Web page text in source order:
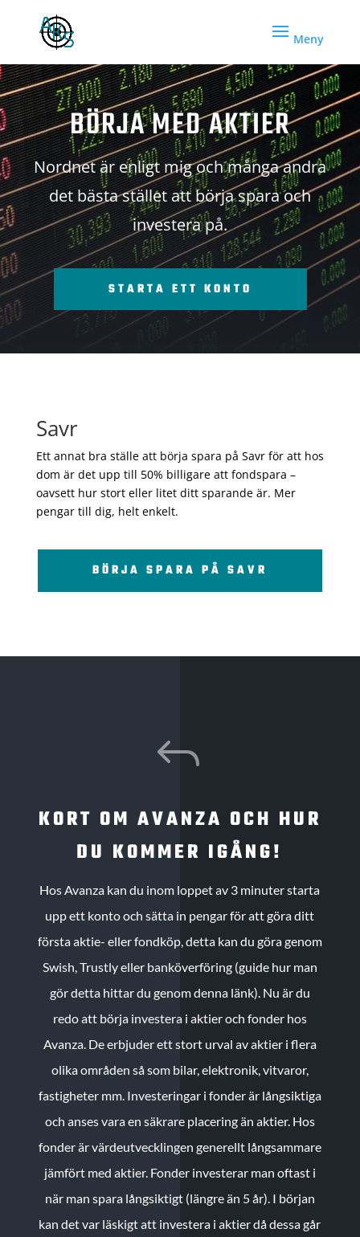
BÖRJA MED AKTIER
Nordnet är enligt mig och många andra
det bästa stället att börja spara och
investera på.
STARTA ETT KONTO
Savr
Ett annat bra ställe att börja spara på Savr för att hos
dom är det upp till 50% billigare att fondspara –
oavsett hur stort eller litet ditt sparande är. Mer
pengar till dig, helt enkelt.
BÖRJA SPARA PÅ SAVR
J
KORT OM AVANZA OCH HUR
DU KOMMER IGÅNG!
Hos Avanza kan du inom loppet av 3 minuter starta
upp ett konto och sätta in pengar för att göra ditt
första aktie- eller fondköp, detta kan du göra genom
Swish, Trustly eller banköverföring (guide hur man
gör detta hittar du genom denna länk). Nu är du
redo att börja investera i aktier och fonder hos
Avanza. De erbjuder ett stort urval av aktier i flera
olika områden så som bilar, elektronik, vitvaror,
fastigheter mm. Investeringar i fonder är långsiktiga
och anses vara en säkrare placering än aktier. Hos
fonder är värdeutvecklingen generellt långsammare
jämfört med aktier. Fonder investerar man oftast i
när man spara långsiktigt (längre än 5 år). I början
kan det var läskigt att investera i aktier då dessa går